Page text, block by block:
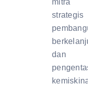
mitra
strategis
dan